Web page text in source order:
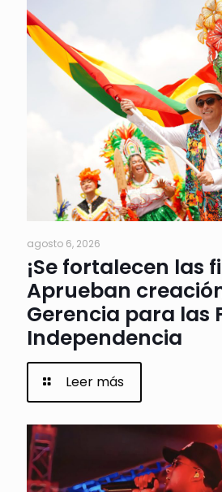
agosto 6, 2026
¡Se fortalecen las
Aprueban
Gerencia para las
Independencia
Leer más